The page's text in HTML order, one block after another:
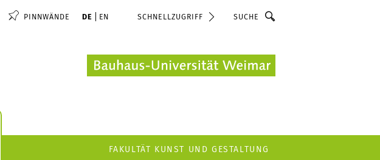
PINNWÄNDE DE EN SCHNELLZUGRIFF Suche
FAKULTÄT KUNST UND GESTALTUNG